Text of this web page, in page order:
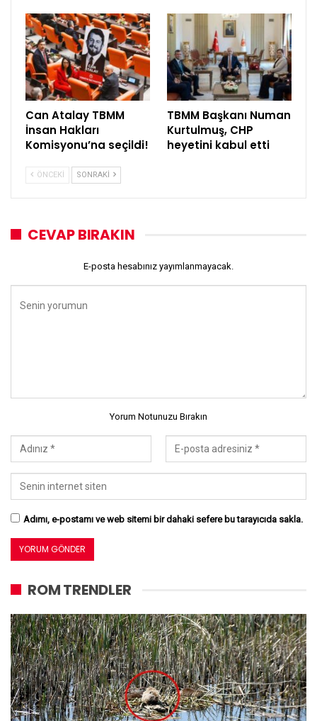
Can Atalay TBMM
İnsan Hakları
Komisyonu’na seçildi!
TBMM Başkanı Numan
Kurtulmuş, CHP
heyetini kabul etti
ÖNCEKI SONRAKI
CEVAP BIRAKIN
E-posta hesabınız yayımlanmayacak.
Yorum Notunuzu Bırakın
Adımı, e-postamı ve web sitemi bir dahaki sefere bu tarayıcıda sakla.
ROM TRENDLER